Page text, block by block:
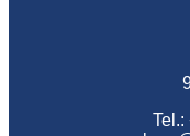
Tel.: